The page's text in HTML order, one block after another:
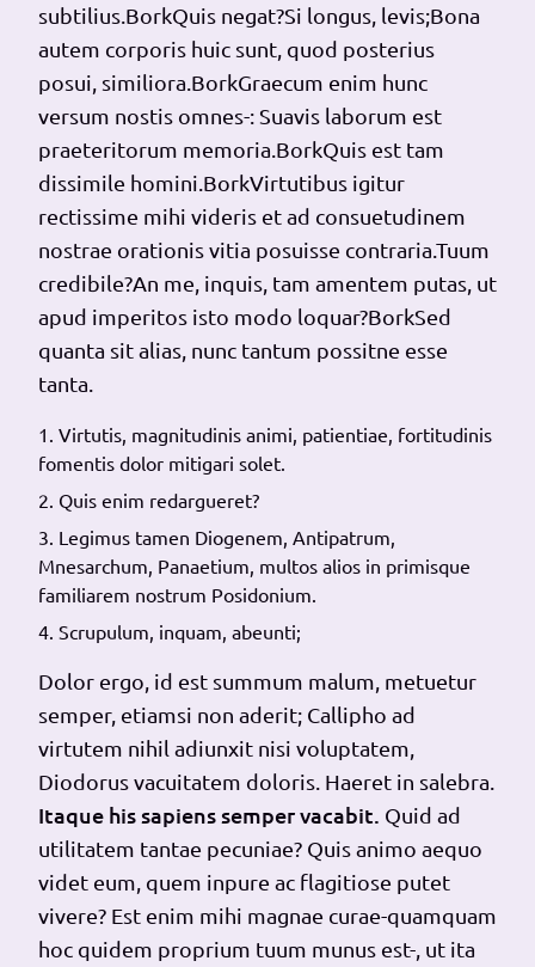
subtilius.BorkQuis negat?Si longus, levis;Bona
autem corporis huic sunt, quod posterius
posui, similiora.BorkGraecum enim hunc
versum nostis omnes-: Suavis laborum est
praeteritorum memoria.BorkQuis est tam
dissimile homini.BorkVirtutibus igitur
rectissime mihi videris et ad consuetudinem
nostrae orationis vitia posuisse contraria.Tuum
credibile?An me, inquis, tam amentem putas, ut
apud imperitos isto modo loquar?BorkSed
quanta sit alias, nunc tantum possitne esse
tanta.
Virtutis, magnitudinis animi, patientiae, fortitudinis
fomentis dolor mitigari solet.
Quis enim redargueret?
Legimus tamen Diogenem, Antipatrum,
Mnesarchum, Panaetium, multos alios in primisque
familiarem nostrum Posidonium.
Scrupulum, inquam, abeunti;
Dolor ergo, id est summum malum, metuetur
semper, etiamsi non aderit; Callipho ad
virtutem nihil adiunxit nisi voluptatem,
Diodorus vacuitatem doloris. Haeret in salebra.
Itaque his sapiens semper vacabit. Quid ad
utilitatem tantae pecuniae? Quis animo aequo
videt eum, quem inpure ac flagitiose putet
vivere? Est enim mihi magnae curae-quamquam
hoc quidem proprium tuum munus est-, ut ita